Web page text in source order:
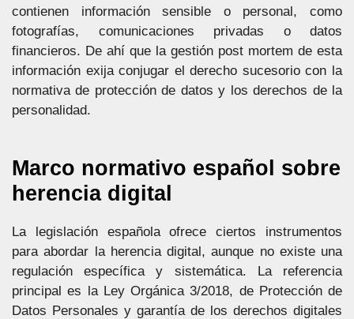
contienen información sensible o personal, como
fotografías, comunicaciones privadas o datos
financieros. De ahí que la gestión post mortem de esta
información exija conjugar el derecho sucesorio con la
normativa de protección de datos y los derechos de la
personalidad.
Marco normativo español sobre
herencia digital
La legislación española ofrece ciertos instrumentos
para abordar la herencia digital, aunque no existe una
regulación específica y sistemática. La referencia
principal es la Ley Orgánica 3/2018, de Protección de
Datos Personales y garantía de los derechos digitales